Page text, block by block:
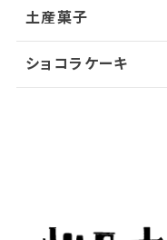
土産菓子
ショコラケーキ